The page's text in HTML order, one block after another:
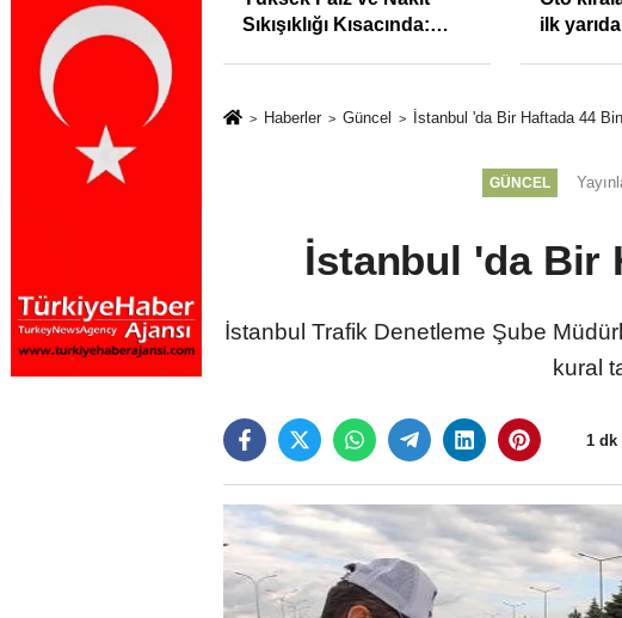
%31,75;
%50,49 olarak
Sıkışıklığı Kısacında:
ilk
Haberler Güncel İstanbul 'da Bir Haftada 44
GÜNCEL
İstanbul 'da Bir
İstanbul Trafik Denetleme Şube
kural
1 dk